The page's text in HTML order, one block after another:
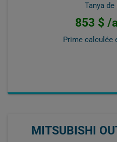
Tanya de
853 $ /
Prime calculée
MITSUBISHI